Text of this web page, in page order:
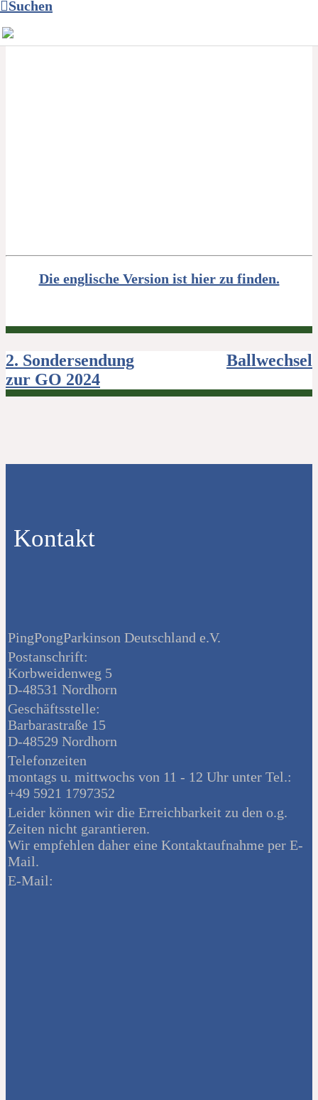
Suchen
Die englische Version ist hier zu finden.
Beitragsnavigation
2. Sondersendung
zur GO 2024
Ballwechsel
Kontakt
PingPongParkinson Deutschland e.V.
Postanschrift:
Korbweidenweg 5
D-48531 Nordhorn
Geschäftsstelle:
Barbarastraße 15
D-48529 Nordhorn
Telefonzeiten
montags u. mittwochs von 11 - 12 Uhr unter Tel.:
+49 5921 1797352
Leider können wir die Erreichbarkeit zu den o.g.
Zeiten nicht garantieren.
Wir empfehlen daher eine Kontaktaufnahme per E-
Mail.
E-Mail: